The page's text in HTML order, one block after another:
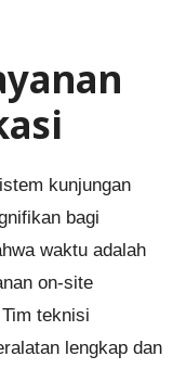
kunjungan
bagi
waktu adalah
on-site
teknisi
lengkap dan